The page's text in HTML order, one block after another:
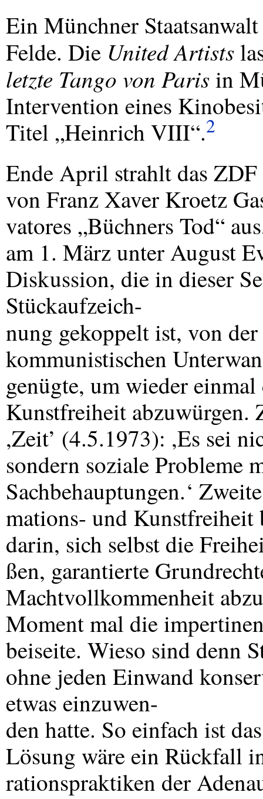
Ein Münchner
Felde. Die United Artists
letzte Tango von Parisin
Intervention eines
Titel „Heinrich VIII“.2
Ende April strahlt das ZDF
von Franz Xaver Kroetz
vatores „Büchners Tod“
am 1. März unter August
Diskussion, die in dieser
Stückaufzeich-
nung gekoppelt ist, von
kommunistischen
genügte, um wieder
Kunstfreiheit abzuwürgen.
,Zeit’ (4.5.1973): ,Es sei
sondern soziale Probleme
Sachbehauptungen.‘
mations- und Kunstfreiheit
darin, sich selbst die
ßen, garantierte
Machtvollkommenheit
Moment mal die
beiseite. Wieso sind denn
ohne jeden Einwand
etwas einzuwen-
den hatte. So einfach ist
Lösung wäre ein Rückfall
rationspraktiken der